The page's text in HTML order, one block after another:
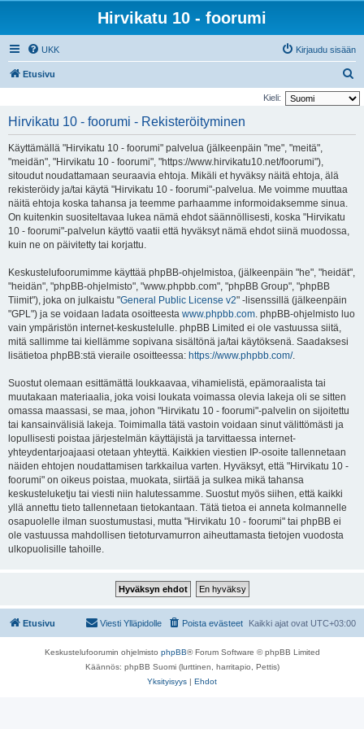
Hirvikatu 10 - foorumi
UKK Kirjaudu sisään
Etusivu
t
Kieli:
Hirvikatu 10 - foorumi - Rekisteröityminen
Käyttämällä "Hirvikatu 10 - foorumi" palvelua (jälkeenpäin "me", "meitä",
"meidän", "Hirvikatu 10 - foorumi", "https://www.hirvikatu10.net/foorumi"),
sitoudut noudattamaan seuraavia ehtoja. Mikäli et hyväksy näitä ehtoja, älä
rekisteröidy ja/tai käytä "Hirvikatu 10 - foorumi"-palvelua. Me voimme muuttaa
näitä ehtoja koska tahansa ja teemme parhaamme informoidaksemme sinua.
On kuitenkin suositeltavaa lukea nämä ehdot säännöllisesti, koska "Hirvikatu
10 - foorumi"-palvelun käyttö vaatii että hyväksyt nämä ehdot siinä muodossa,
kuin ne on päivitetty tai korjattu.
Keskustelufoorumimme käyttää phpBB-ohjelmistoa, (jälkeenpäin "he", "heidät",
"heidän", "phpBB-ohjelmisto", "www.phpbb.com", "phpBB Group", "phpBB
Tiimit"), joka on julkaistu "General Public License v2" -lisenssillä (jälkeenpäin
"GPL") ja se voidaan ladata osoitteesta www.phpbb.com. phpBB-ohjelmisto luo
vain ympäristön internet-keskustelulle. phpBB Limited ei ole vastuussa siitä,
mitä sallimme tai kiellämme sopivana sisältönä ja/tai käytöksenä. Saadaksesi
lisätietoa phpBB:stä vieraile osoitteessa: https://www.phpbb.com/.
Suostut olemaan esittämättä loukkaavaa, vihamielistä, epämoraalista tai
muutakaan materiaalia, joka voisi loukata voimassa olevia lakeja oli se sitten
omassa maassasi, se maa, johon "Hirvikatu 10 - foorumi"-palvelin on sijoitettu
tai kansainvälisiä lakeja. Toimimalla tätä vastoin voidaan sinut välittömästi ja
lopullisesti poistaa järjestelmän käyttäjistä ja tarvittaessa internet-
yhteydentarjoajaasi otetaan yhteyttä. Kaikkien viestien IP-osoite tallennetaan
näiden ehtojen noudattamisen tarkkailua varten. Hyväksyt, että "Hirvikatu 10 -
foorumi" on oikeus poistaa, muokata, siirtää ja sulkea mikä tahansa
keskusteluketju tai viesti niin halutessamme. Suostut myös siihen, että kaikki
yllä annettu tieto tallennetaan tietokantaan. Tätä tietoa ei anneta kolmannelle
osapuolelle ilman suostumustasi, mutta "Hirvikatu 10 - foorumi" tai phpBB ei
ole vastuussa mahdollisen tietoturvamurron aiheuttamasta tietojen vuodosta
ulkopuolisille tahoille.
Etusivu Kaikki ajat ovat UTC+03:00
Poista evästeet
Viesti Ylläpidolle
Keskustelufoorumin ohjelmisto phpBB® Forum Software © phpBB Limited
Käännös: phpBB Suomi (lurttinen, harritapio, Pettis)
Yksityisyys | Ehdot